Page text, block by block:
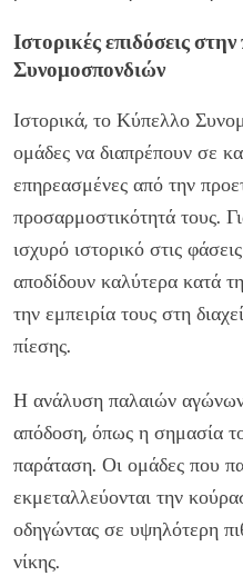
Ιστορικές επιδόσεις
Συνομοσπονδιών
Ιστορικά, το Κύπελλο
ομάδες να διαπρέπουν σε
επηρεασμένες από την
προσαρμοστικότητά τους.
ισχυρό ιστορικό στις
αποδίδουν καλύτερα κατά
την εμπειρία τους στη
πίεσης.
Η ανάλυση παλαιών
απόδοση, όπως η σημασία
παράταση. Οι ομάδες που
εκμεταλλεύονται την
οδηγώντας σε υψηλότερη
νίκης.